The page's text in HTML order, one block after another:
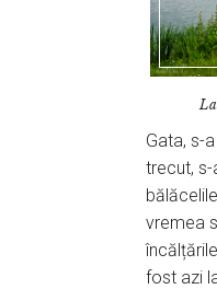
Gata, s-
trecut, s-
vremea
fost azi